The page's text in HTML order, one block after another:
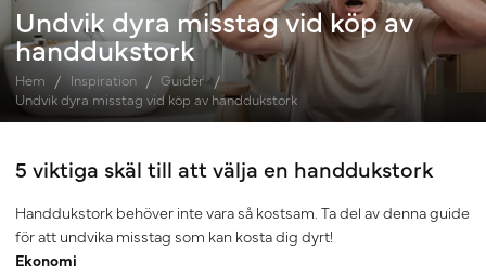
Undvik dyra misstag vid köp av
handdukstork
Hem Inspiration
Guider
Undvik dyra misstag vid köp av handdukstork
5 viktiga skäl till att välja en handdukstork
Handdukstork behöver inte vara så kostsam. Ta del av denna guide
för att undvika misstag som kan kosta dig dyrt!
Ekonomi